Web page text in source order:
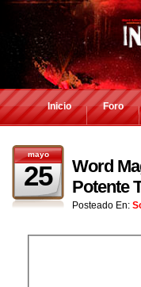
Inicio Foro
mayo
25
Word
Potente
Posteado En: